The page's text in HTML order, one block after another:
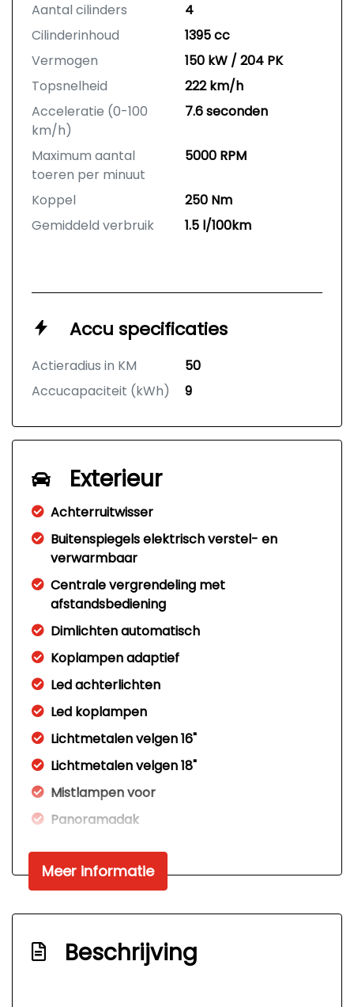
Aantal cilinders
4
Cilinderinhoud
1395 cc
Vermogen
150 kW / 204 PK
Topsnelheid
222 km/h
Acceleratie (0-100
km/h)
7.6 seconden
Maximum aantal
toeren per minuut
5000 RPM
Koppel
250 Nm
Gemiddeld verbruik
1.5 l/100km
Accu specificaties
Actieradius in KM
50
Accucapaciteit (kWh)
9
Exterieur
Achterruitwisser
Buitenspiegels elektrisch verstel- en
verwarmbaar
Centrale vergrendeling met
afstandsbediening
Dimlichten automatisch
Koplampen adaptief
Led achterlichten
Led koplampen
Lichtmetalen velgen 16"
Lichtmetalen velgen 18"
Mistlampen voor
Panoramadak
Sportonderstel
Interieur
Achterbank neerklapbaar
Meer informatie
Beschrijving